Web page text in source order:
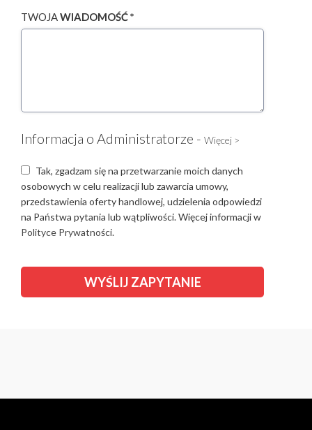
TWOJAWIADOMOŚĆ *
Informacja o Administratorze - Więcej >
Tak, zgadzam się na przetwarzanie moich danych
osobowych w celu realizacji lub zawarcia umowy,
przedstawienia oferty handlowej, udzielenia odpowiedzi
na Państwa pytania lub wątpliwości. Więcej informacji w
Polityce Prywatności.